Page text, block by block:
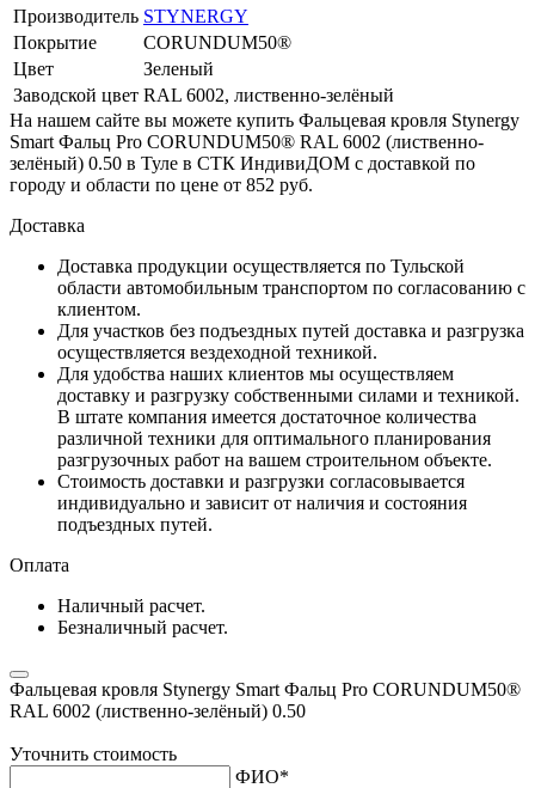
Производитель STYNERGY
Покрытие
CORUNDUM50®
Цвет
Зеленый
Заводской цвет RAL 6002, лиственно-зелёный
На нашем сайте вы можете купить Фальцевая кровля Stynergy
Smart Фальц Pro CORUNDUM50® RAL 6002 (лиственно-
зелёный) 0.50 в Туле в СТК ИндивиДОМ с доставкой по
городу и области по цене от 852 руб.
Доставка
Доставка продукции осуществляется по Тульской
области автомобильным транспортом по согласованию с
клиентом.
Для участков без подъездных путей доставка и разгрузка
осуществляется вездеходной техникой.
Для удобства наших клиентов мы осуществляем
доставку и разгрузку собственными силами и техникой.
В штате компания имеется достаточное количества
различной техники для оптимального планирования
разгрузочных работ на вашем строительном объекте.
Стоимость доставки и разгрузки согласовывается
индивидуально и зависит от наличия и состояния
подъездных путей.
Оплата
Наличный расчет.
Безналичный расчет.
Фальцевая кровля Stynergy Smart Фальц Pro CORUNDUM50®
RAL 6002 (лиственно-зелёный) 0.50
Уточнить стоимость
ФИО*